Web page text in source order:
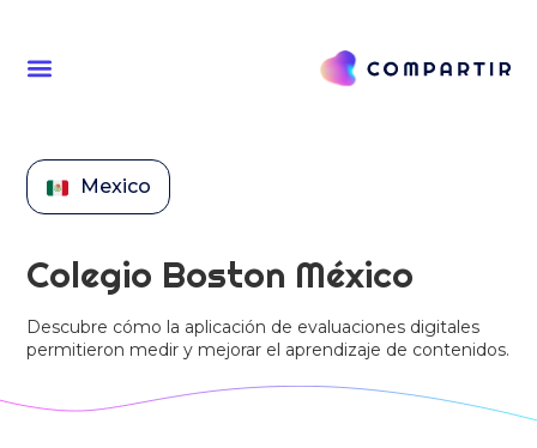
Mexico
Colegio Boston México
Descubre cómo la aplicación de evaluaciones digitales
permitieron medir y mejorar el aprendizaje de contenidos.